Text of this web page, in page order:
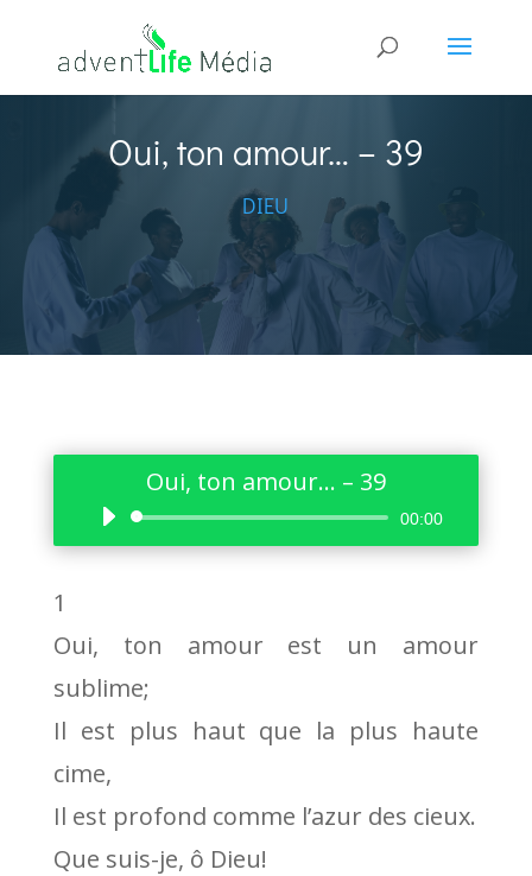
Oui, ton amour… – 39
DIEU
Oui, ton amour… – 39
Lecteur
audio
00:00
1
Oui, ton amour est un amour
sublime;
Il est plus haut que la plus haute
cime,
Il est profond comme l’azur des cieux.
Que suis-je, ô Dieu!